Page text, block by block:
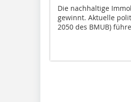
Die nachhaltige
gewinnt. Aktuelle
2050 des BMUB)